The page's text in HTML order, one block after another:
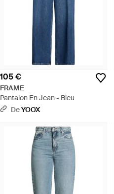
105 €
FRAME
Pantalon En Jean - Bleu
DeYOOX